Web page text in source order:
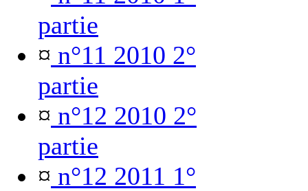
partie
¤ n°11 2010 2°
partie
¤ n°12 2010 2°
partie
¤ n°12 2011 1°